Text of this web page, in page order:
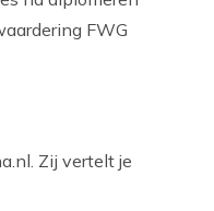
FWG
Zij vertelt je